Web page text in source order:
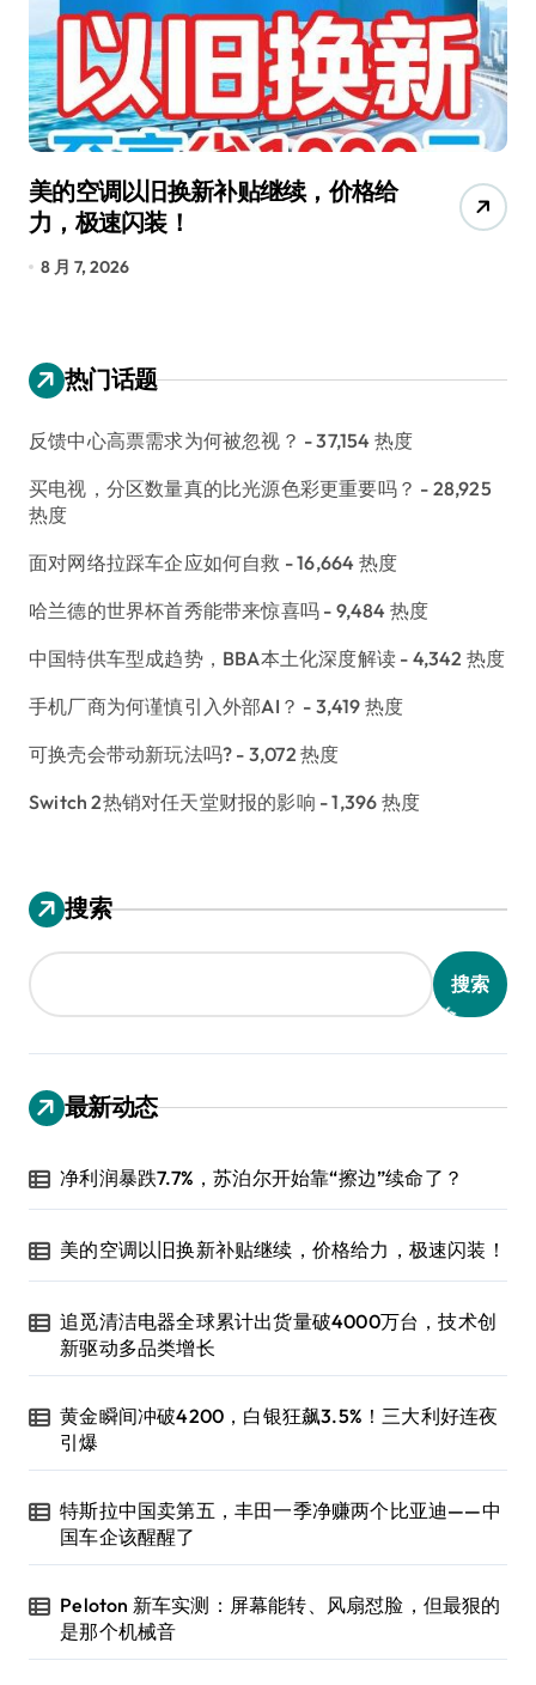
美的空调以旧换新补贴继续，价格给
力，极速闪装！
8 月 7, 2026
热门话题
反馈中心高票需求为何被忽视？ - 37,154 热度
买电视，分区数量真的比光源色彩更重要吗？ - 28,925
热度
面对网络拉踩车企应如何自救 - 16,664 热度
哈兰德的世界杯首秀能带来惊喜吗 - 9,484 热度
中国特供车型成趋势，BBA本土化深度解读 - 4,342 热度
手机厂商为何谨慎引入外部AI？ - 3,419 热度
可换壳会带动新玩法吗? - 3,072 热度
Switch 2热销对任天堂财报的影响 - 1,396 热度
搜索
搜索
最新动态
净利润暴跌7.7%，苏泊尔开始靠“擦边”续命了？
美的空调以旧换新补贴继续，价格给力，极速闪装！
追觅清洁电器全球累计出货量破4000万台，技术创
新驱动多品类增长
黄金瞬间冲破4200，白银狂飙3.5%！三大利好连夜
引爆
特斯拉中国卖第五，丰田一季净赚两个比亚迪——中
国车企该醒醒了
Peloton 新车实测：屏幕能转、风扇怼脸，但最狠的
是那个机械音